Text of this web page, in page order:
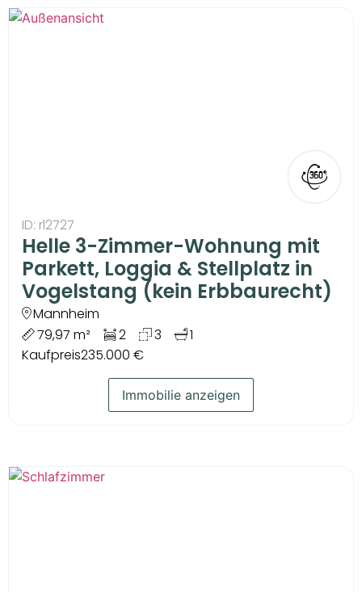
ID: rl2727
Helle 3-Zimmer-Wohnung mit
Parkett, Loggia & Stellplatz in
Vogelstang (kein Erbbaurecht)
Mannheim
79,97 m²
2 3
1
Kaufpreis235.000 €
Immobilie anzeigen